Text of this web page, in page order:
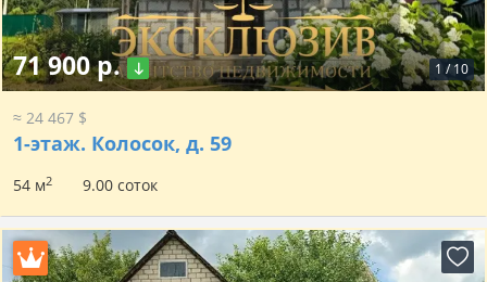
1 /10
71 900 р.
≈ 24 467 $
1-этаж. Колосок, д. 59
54 м2 9.00 соток